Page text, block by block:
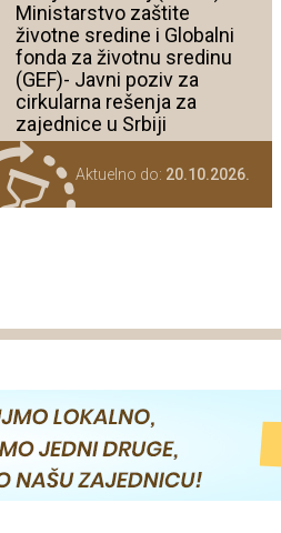
Ministarstvo zaštite
životne sredine i Globalni
fonda za životnu sredinu
(GEF)- Javni poziv za
cirkularna rešenja za
zajednice u Srbiji
Aktuelno do: 20.10.2026.